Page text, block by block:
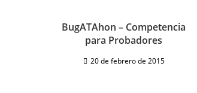
BugATAhon – Competencia
para Probadores
20 de febrero de 2015